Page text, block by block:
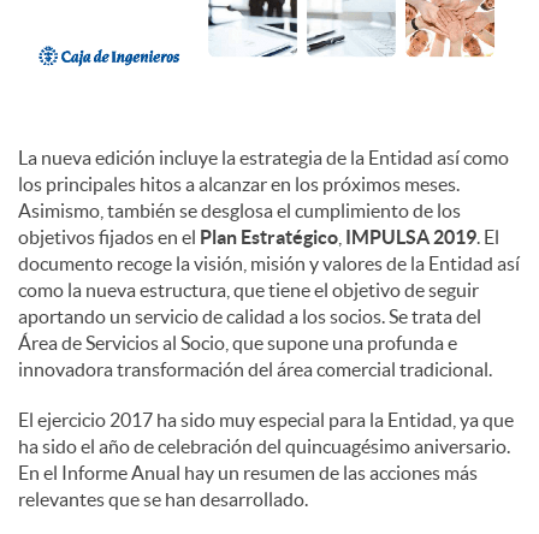
e
n
i
d
o
s
La nueva edición incluye la estrategia de la Entidad así como
los principales hitos a alcanzar en los próximos meses.
Asimismo, también se desglosa el cumplimiento de los
objetivos fijados en el Plan Estratégico IMPULSA 2019. El
documento recoge la visión, misión y valores de la Entidad así
como la nueva estructura, que tiene el objetivo de seguir
aportando un servicio de calidad a los socios. Se trata del
Área de Servicios al Socio, que supone una profunda e
innovadora transformación del área comercial tradicional.
El ejercicio 2017 ha sido muy especial para la Entidad, ya que
ha sido el año de celebración del quincuagésimo aniversario.
En el Informe Anual hay un resumen de las acciones más
relevantes que se han desarrollado.